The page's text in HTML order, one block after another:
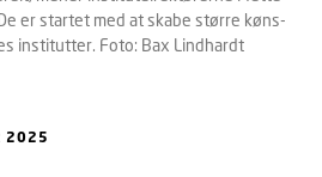
er startet med at skabe større køns-
institutter. Foto: Bax Lindhardt
2025